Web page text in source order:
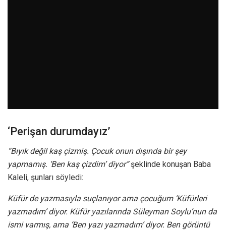
‘Perişan durumdayız’
“Bıyık değil kaş çizmiş. Çocuk onun dışında bir şey
yapmamış. ‘Ben kaş çizdim’ diyor”şeklinde konuşan Baba
Kaleli, şunları söyledi:
Küfür de yazmasıyla suçlanıyor ama çocuğum ‘Küfürleri
yazmadım’ diyor. Küfür yazılarında Süleyman Soylu’nun da
ismi varmış, ama ‘Ben yazı yazmadım’ diyor. Ben görüntü